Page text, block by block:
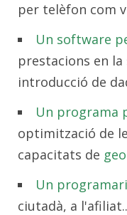
per telèfon com
Un software
prestacions en
introducció de
Un programa
optimització de
capacitats de
Un
ciutadà, a